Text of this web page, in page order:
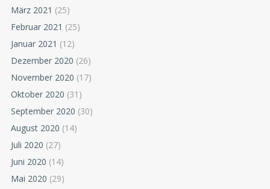
März 2021 (25)
Februar 2021 (25)
Januar 2021 (12)
Dezember 2020 (26)
November 2020 (17)
Oktober 2020 (31)
September 2020 (30)
August 2020 (14)
Juli 2020 (27)
Juni 2020 (14)
Mai 2020 (29)